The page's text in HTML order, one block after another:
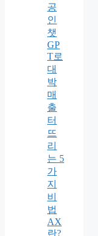
공
인
챗
GP
T로
대
박
매
출
터
뜨
리
는 5
가
지
비
법
AX
란?